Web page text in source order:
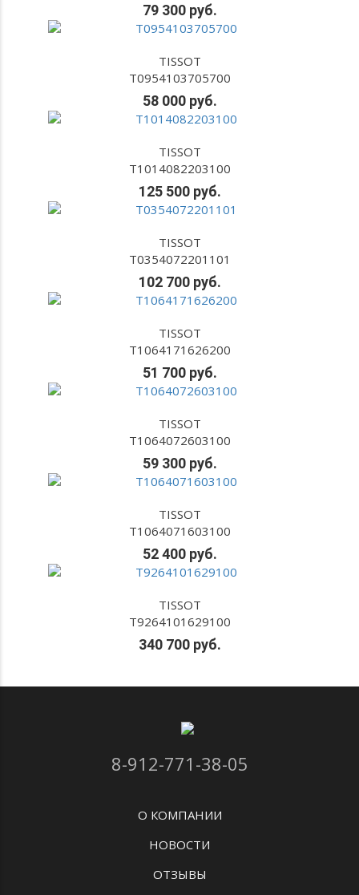
79 300 руб.
TISSOT
T0954103705700
58 000 руб.
TISSOT
T1014082203100
125 500 руб.
TISSOT
T0354072201101
102 700 руб.
TISSOT
T1064171626200
51 700 руб.
TISSOT
T1064072603100
59 300 руб.
TISSOT
T1064071603100
52 400 руб.
TISSOT
T9264101629100
340 700 руб.
8-912-771-38-05
О КОМПАНИИ
НОВОСТИ
ОТЗЫВЫ